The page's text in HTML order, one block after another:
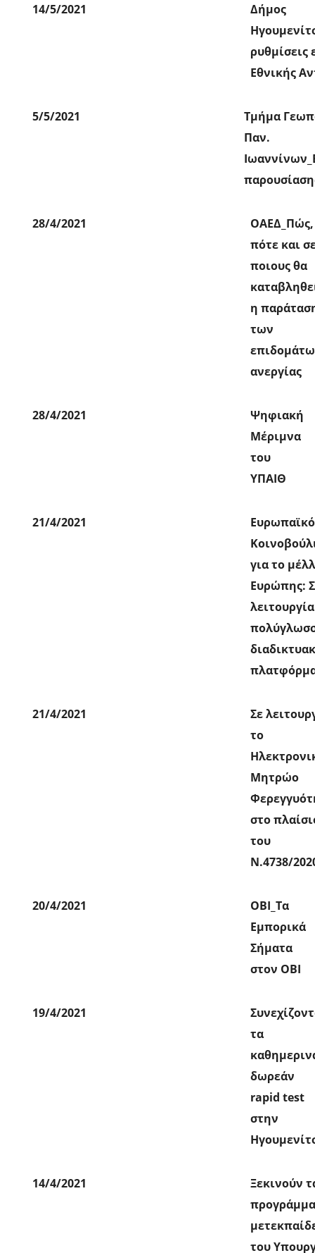
14/5/2021
Δήμος
ρυθμίσεις
Εθνικής
5/5/2021
Τμήμα
Παν.
28/4/2021
ΟΑΕΔ_Πώς,
πότε και
ποιους θα
η
των
ανεργίας
28/4/2021
Ψηφιακή
Μέριμνα
του
ΥΠΑΙΘ
21/4/2021
Ευρωπαϊκό
για το
Ευρώπης:
21/4/2021
Σε
το
Μητρώο
στο
του
Ν.4738/
20/4/2021
ΟΒΙ_Τα
Εμπορικά
Σήματα
στον ΟΒΙ
19/4/2021
τα
δωρεάν
rapid test
στην
14/4/2021
Ξεκινούν
του